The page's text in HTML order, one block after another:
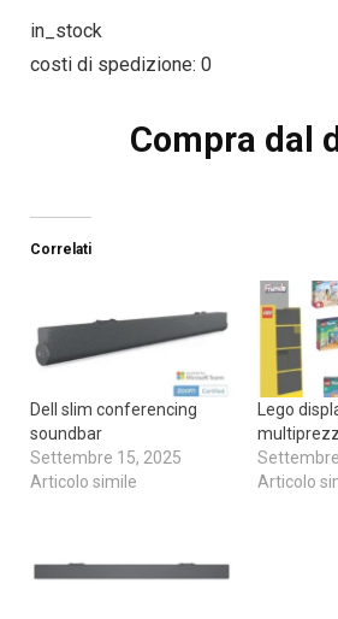
in_stock
costi di spedizione: 0
Compra dal
Correlati
Dell slim conferencing
soundbar
Settembre 15, 2025
Articolo simile
Lego
Articolo